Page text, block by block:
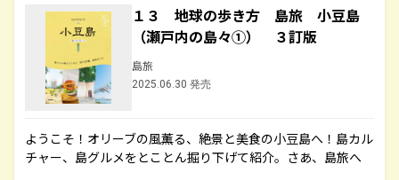
１３ 地球の歩き方 島旅 小豆島
（瀬戸内の島々①） ３訂版
島旅
2025.06.30 発売
ようこそ！オリーブの風薫る、絶景と美食の小豆島へ！島カル
チャー、島グルメをとことん掘り下げて紹介。さあ、島旅へ